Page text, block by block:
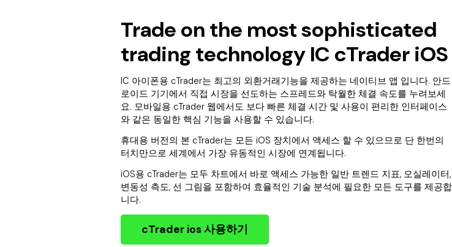
Trade on the most sophisticated
trading technology IC cTrader iOS
IC 아이폰용 cTrader는 최고의 외환거래기능을 제공하는 네이티브 앱 입니다. 안드
로이드 기기에서 직접 시장을 선도하는 스프레드와 탁월한 체결 속도를 누려보세
요. 모바일용 cTrader 웹에서도 보다 빠른 체결 시간 및 사용이 편리한 인터페이스
와 같은 동일한 핵심 기능을 사용할 수 있습니다.
휴대용 버전의 본 cTrader는 모든 iOS 장치에서 액세스 할 수 있으므로 단 한번의
터치만으로 세계에서 가장 유동적인 시장에 연계됩니다.
iOS용 cTrader는 모두 차트에서 바로 액세스 가능한 일반 트렌드 지표, 오실레이터,
변동성 측도, 선 그림을 포함하여 효율적인 기술 분석에 필요한 모든 도구를 제공합
니다.
cTrader ios 사용하기